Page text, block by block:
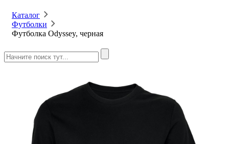
Каталог
Футболки
Футболка Odyssey, черная